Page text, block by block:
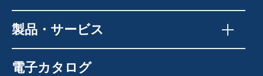
製品・サービス
電子カタログ